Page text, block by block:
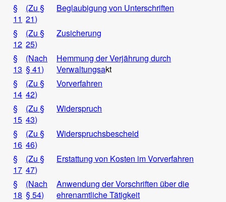
§
11
(Zu §
21)
Beglaubigung von Unterschriften
§
12
(Zu §
25)
Zusicherung
§
13
(Nach
§ 41)
Hemmung der Verjährung durch
Verwaltungsakt
§
14
(Zu §
42)
Vorverfahren
§
15
(Zu §
43)
Widerspruch
§
16
(Zu §
46)
Widerspruchsbescheid
§
17
(Zu §
47)
Erstattung von Kosten im Vorverfahren
§
18
(Nach
§ 54)
Anwendung der Vorschriften über die
ehrenamtliche Tätigkeit